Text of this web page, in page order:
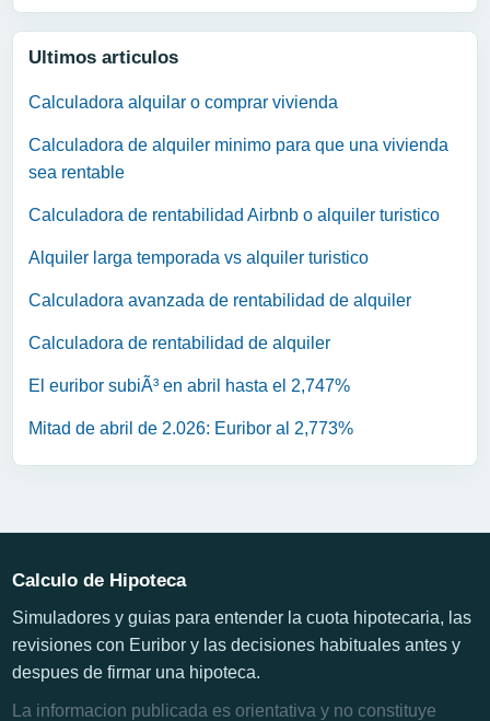
Ultimos articulos
Calculadora alquilar o comprar vivienda
Calculadora de alquiler minimo para que una vivienda
sea rentable
Calculadora de rentabilidad Airbnb o alquiler turistico
Alquiler larga temporada vs alquiler turistico
Calculadora avanzada de rentabilidad de alquiler
Calculadora de rentabilidad de alquiler
El euribor subiÃ³ en abril hasta el 2,747%
Mitad de abril de 2.026: Euribor al 2,773%
Calculo de Hipoteca
Simuladores y guias para entender la cuota hipotecaria, las
revisiones con Euribor y las decisiones habituales antes y
despues de firmar una hipoteca.
La informacion publicada es orientativa y no constituye